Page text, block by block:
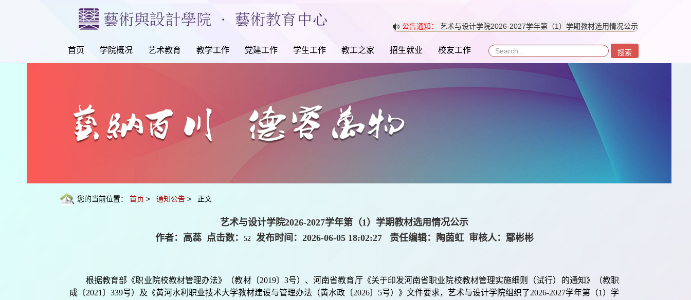
公告通知： 艺术与设计学院2026-2027学年第（1）学期教材选用情况公示
首页 学院概况 艺术教育 教学工作 党建工作 学生工作 教工之家 招生就业 校友工作 搜索
您的当前位置： 首页 > 通知公告 > 正文
艺术与设计学院2026-2027学年第（1）学期教材选用情况公示
作者：高蕊 点击数：
52发布时间：2026-06-05 18:02:27 责任编辑：陶茵虹 审核人：鄢彬彬
根据教育部《职业院校教材管理办法》（教材〔2019〕3号） 、河南省教育厅《关于印发河南省职业院校教材管理实施细则（试行）的通知》（教职
成 〔2021 〕 339号）及 《黄河水利职业技术大学教材建设与管理办法（黄水政〔2026〕5号）》 文件要求， 艺术与设计学院组织了2026-2027学年第 （1 ） 学